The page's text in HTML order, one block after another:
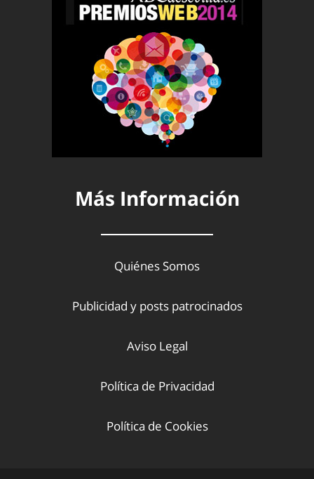
Más Información
Quiénes Somos
Publicidad y posts patrocinados
Aviso Legal
Política de Privacidad
Política de Cookies